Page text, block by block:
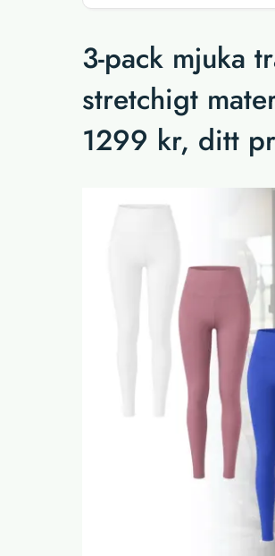
3-pack mjuka
stretchigt
1299 kr, ditt